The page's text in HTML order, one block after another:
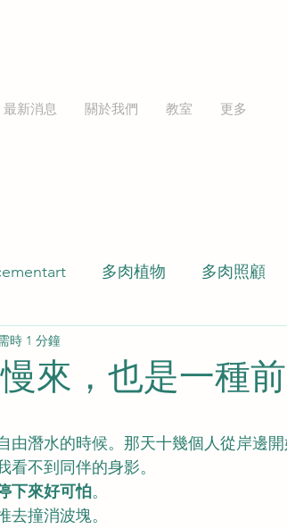
最新消息 關於我們 教室 更多
多肉植物 多肉照顧
水泥盆
來，也是一種
時 1 分鐘
由潛水的時候。那天十幾個人從岸邊
不到同伴的身影。
下來好可怕。
撞消波塊。